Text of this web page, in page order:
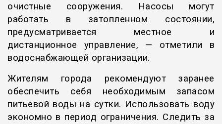
очистные сооружения. Насосы могут
работать в затопленном состоянии,
предусматривается местное и
дистанционное управление, — отметили в
водоснабжающей организации.
Жителям города рекомендуют заранее
обеспечить себя необходимым запасом
питьевой воды на сутки. Использовать воду
экономно в период ограничения. Следить за